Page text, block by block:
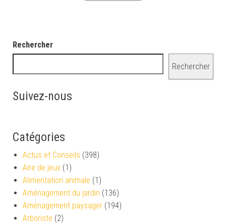
Rechercher
Rechercher
Suivez-nous
Catégories
Actus et Conseils (398)
Aire de jeux (1)
Alimentation animale (1)
Aménagement du jardin (136)
Aménagement paysager (194)
Arboriste (2)